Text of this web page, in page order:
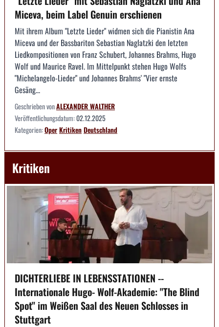
Miceva, beim Label Genuin erschienen
Mit ihrem Album "Letzte Lieder" widmen sich die Pianistin Ana
Miceva und der Bassbariton Sebastian Naglatzki den letzten
Liedkompositionen von Franz Schubert, Johannes Brahms, Hugo
Wolf und Maurice Ravel. Im Mittelpunkt stehen Hugo Wolfs
"Michelangelo-Lieder" und Johannes Brahms' "Vier ernste
Gesäng...
Geschrieben vonALEXANDER WALTHER
Veröffentlichungsdatum:02.12.2025
Kategorien:OperKritikenDeutschland
Kritiken
DICHTERLIEBE IN LEBENSSTATIONEN --
Internationale Hugo- Wolf-Akademie: "The Blind
Spot" im Weißen Saal des Neuen Schlosses in
Stuttgart